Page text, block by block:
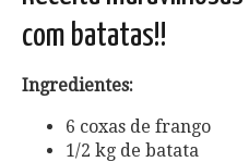
com batatas!!
Ingredientes:
6 coxas de frango
1/2 kg de batata